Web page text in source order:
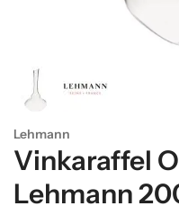
Lehmann
Vinkaraffel
Lehmann